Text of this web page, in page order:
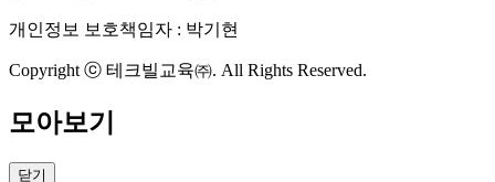
개인정보 보호책임자 : 박기현
Copyright ⓒ 테크빌교육㈜. All Rights Reserved.
모아보기
닫기